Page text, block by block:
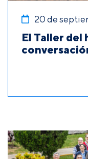
20 de
El Taller del